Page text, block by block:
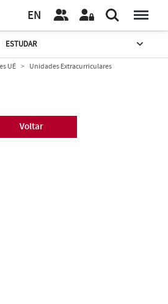
EN
ESTUDAR
UÉ Unidades Extracurriculares
Voltar